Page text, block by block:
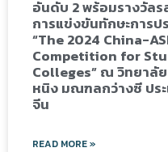
อันดับ 2 พร้อมรางวัล
การแข่งขันทักษะการป
“The 2024 China-
Competition for
Colleges” ณ วิทยาลั
หนิง มณฑลกว่างซี ปร
จีน
READ MORE »